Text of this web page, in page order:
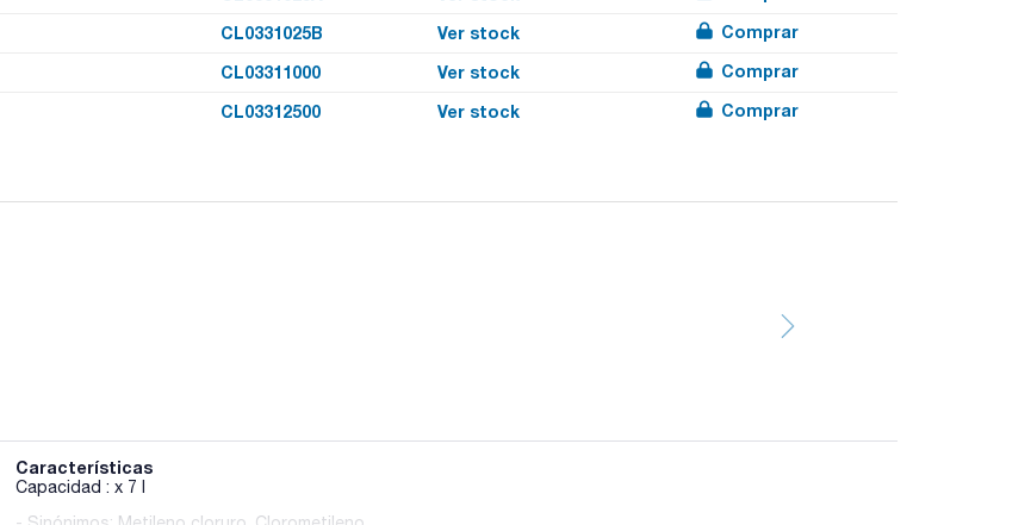
CL0331025B Ver stock Comprar
CL03311000 Ver stock Comprar
CL03312500 Ver stock Comprar
Características
Capacidad : x 7 l